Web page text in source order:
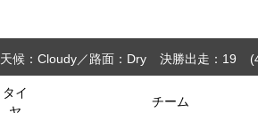
天候：Cloudy 路面：Dry 決勝出走：19
タイ
チーム